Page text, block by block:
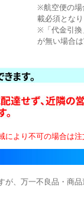
※航空便の場
載必須となり
※「代金引換
が無い場合
より不可の場合は注
、万一不良品・商品